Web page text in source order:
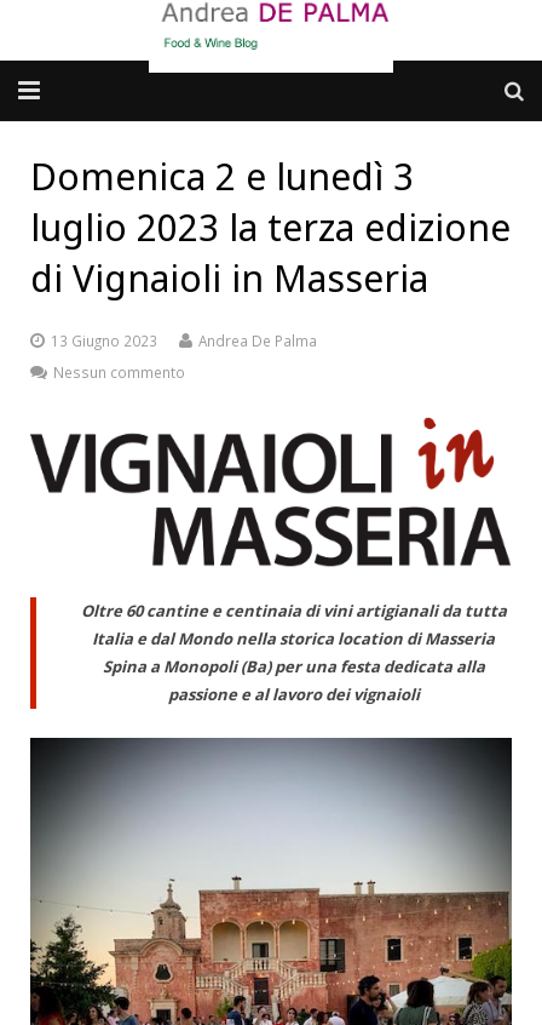
cosa BERE
cosa CUCINARE
Punti di vista e approfondimenti
Domenica 2 e lunedì 3
luglio 2023 la terza edizione
di Vignaioli in Masseria
13 Giugno 2023
Andrea De Palma
Nessun commento
Oltre 60 cantine e centinaia di vini artigianali da tutta
Italia e dal Mondo nella storica location di Masseria
Spina a Monopoli (Ba) per una festa dedicata alla
passione e al lavoro dei vignaioli